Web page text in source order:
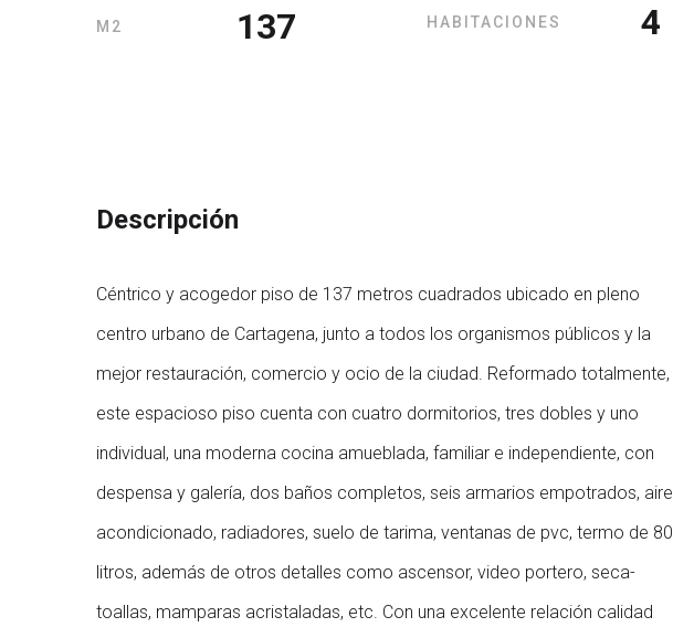
M2 137 HABITACIONES 4
Descripción
Céntrico y acogedor piso de 137 metros cuadrados ubicado en pleno
centro urbano de Cartagena, junto a todos los organismos públicos y la
mejor restauración, comercio y ocio de la ciudad. Reformado totalmente,
este espacioso piso cuenta con cuatro dormitorios, tres dobles y uno
individual, una moderna cocina amueblada, familiar e independiente, con
despensa y galería, dos baños completos, seis armarios empotrados, aire
acondicionado, radiadores, suelo de tarima, ventanas de pvc, termo de 80
litros, además de otros detalles como ascensor, video portero, seca-
toallas, mamparas acristaladas, etc. Con una excelente relación calidad